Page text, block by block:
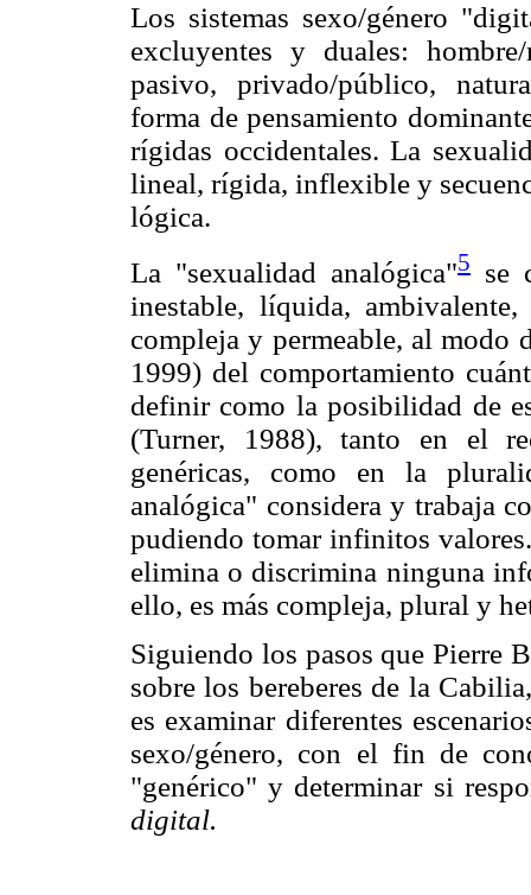
Los sistemas sexo/género
excluyentes y duales:
pasivo, privado/público,
forma de pensamiento
rígidas occidentales. La
lineal, rígida, inflexible y
lógica.
La "sexualidad analógica"5
se
inestable, líquida,
compleja y permeable, al modo
1999) del comportamiento
definir como la posibilidad de
(Turner, 1988), tanto en el
genéricas, como en la
analógica" considera y trabaja
pudiendo tomar infinitos
elimina o discrimina ninguna
ello, es más compleja, plural y
Siguiendo los pasos que Pierre
sobre los bereberes de la
es examinar diferentes
sexo/género, con el fin de
"genérico" y determinar si
digital.